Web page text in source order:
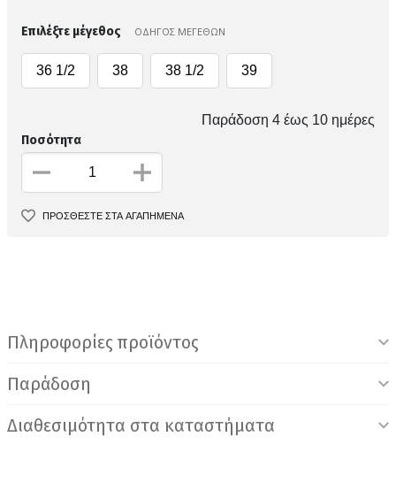
Επιλέξτε μέγεθος ΟΔΗΓΟΣ ΜΕΓΕΘΩΝ
36 1/2 38 38 1/2 39
Παράδοση 4 έως 10 ημέρες
Ποσότητα
ΠΡΟΣΘΕΣΤΕ ΣΤΑ ΑΓΑΠΗΜΕΝΑ
Πληροφορίες προϊόντος
Παράδοση
Διαθεσιμότητα στα καταστήματα